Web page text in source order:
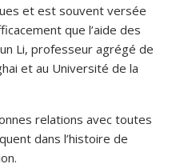
et est souvent versée
que l’aide des
Li, professeur agrégé de
et au Université de la
relations avec toutes
dans l’histoire de